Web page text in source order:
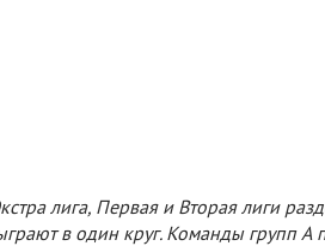
лига, Первая и Вторая лиги
в один круг. Команды групп А